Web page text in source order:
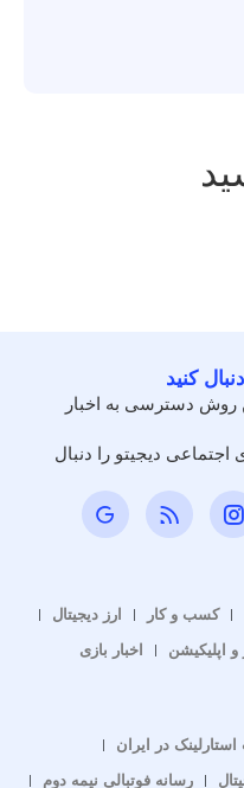
کنید
روش دسترسی به اخبار
دیجیتو را دنبال
کسب و کار
ارز دیجیتال
و اپلیکیشن اخبار بازی
در ایران
رسانه فوتبالی نیمه دوم